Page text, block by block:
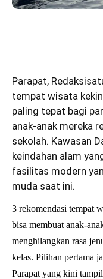
Parapat,
tempat wisata
paling tepat bagi
anak-anak mereka
sekolah. Kawasan
keindahan alam
fasilitas modern
muda saat ini.
3 rekomendasi tempat
bisa membuat anak-
menghilangkan rasa
kelas. Pilihan pertama
Parapat yang kini